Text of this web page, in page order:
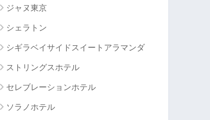
ジャヌ東京
シェラトン
シギラベイサイドスイートアラマンダ
ストリングスホテル
セレブレーションホテル
ソラノホテル